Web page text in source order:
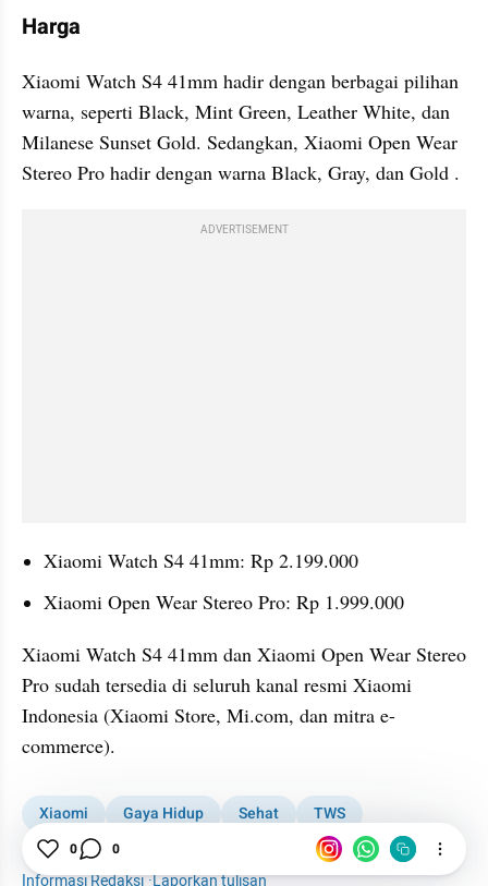
Harga
Xiaomi Watch S4 41mm hadir dengan berbagai pilihan
warna, seperti Black, Mint Green, Leather White, dan
Milanese Sunset Gold. Sedangkan, Xiaomi Open Wear
Stereo Pro hadir dengan warna Black, Gray, dan Gold .
ADVERTISEMENT
Xiaomi Watch S4 41mm: Rp 2.199.000
Xiaomi Open Wear Stereo Pro: Rp 1.999.000
Xiaomi Watch S4 41mm dan Xiaomi Open Wear Stereo
Pro sudah tersedia di seluruh kanal resmi Xiaomi
Indonesia (Xiaomi Store, Mi.com, dan mitra e-
commerce).
Xiaomi Gaya Hidup Sehat
TWS
Smartwatch
Informasi Redaksi·Laporkan tulisan
0 0